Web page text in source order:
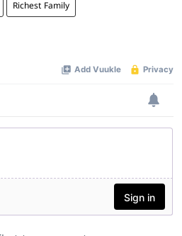
Richest Family